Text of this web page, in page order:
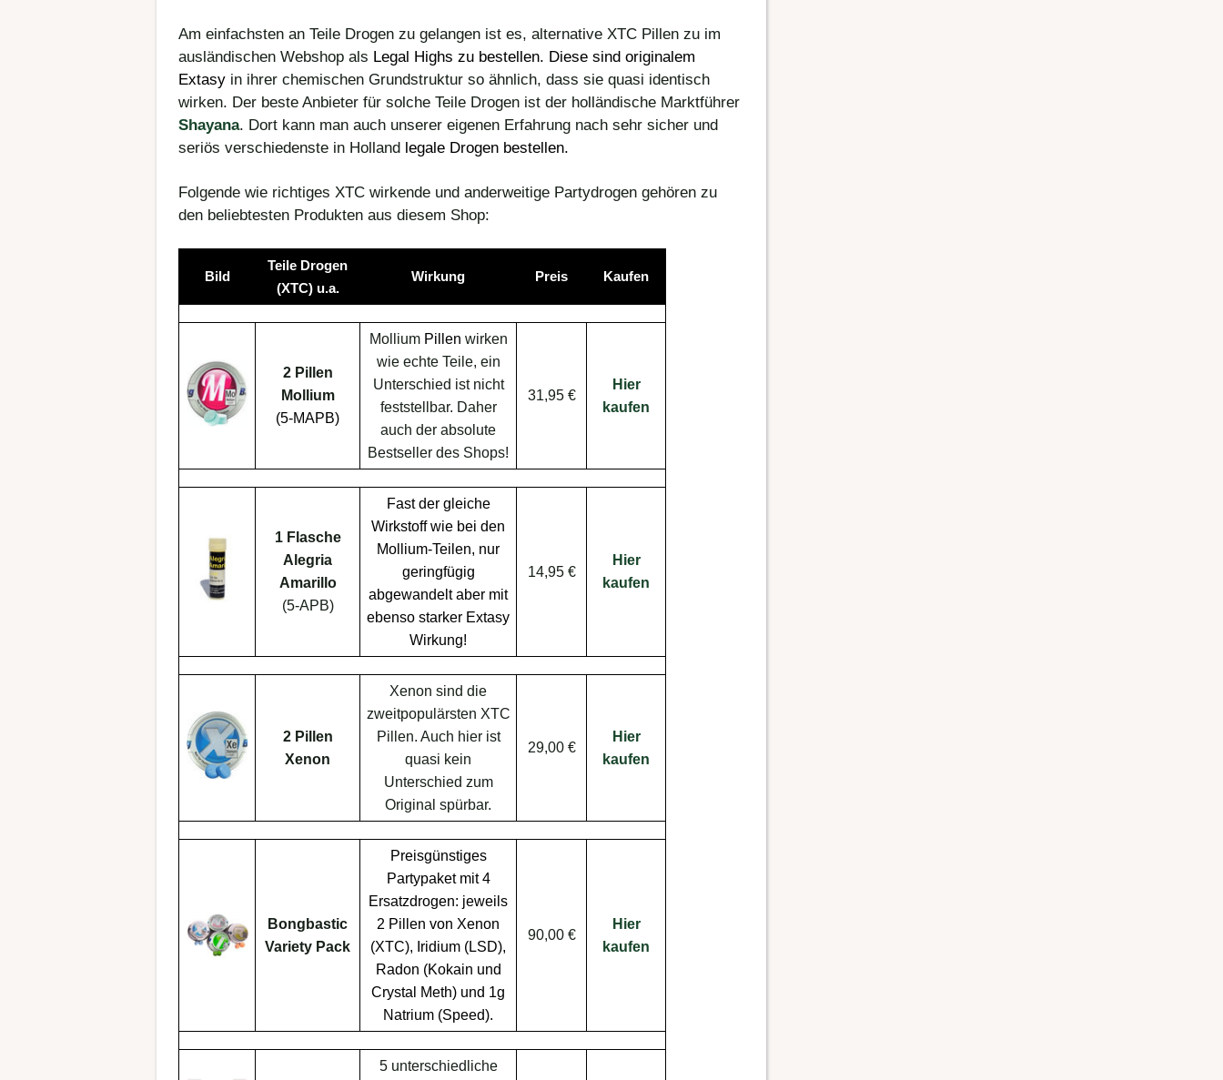
Am einfachsten an Teile Drogen zu gelangen ist es, alternative XTC Pillen zu im
ausländischen Webshop als Legal Highs zu bestellen. Diese sind originalem
Extasy in ihrer chemischen Grundstruktur so ähnlich, dass sie quasi identisch
wirken. Der beste Anbieter für solche Teile Drogen ist der holländische Marktführer
Shayana. Dort kann man auch unserer eigenen Erfahrung nach sehr sicher und
seriös verschiedenste in Holland legale Drogen bestellen.
Folgende wie richtiges XTC wirkende und anderweitige Partydrogen gehören zu
den beliebtesten Produkten aus diesem Shop:
Bild
Teile Drogen
(XTC) u.a.
Wirkung Preis Kaufen
2 Pillen
Mollium
(5-MAPB)
Mollium Pillen wirken
wie echte Teile, ein
Unterschied ist nicht
feststellbar. Daher
auch der absolute
Bestseller des Shops!
31,95 €
Hier
kaufen
1 Flasche
Alegria
Amarillo
(5-APB)
Fast der gleiche
Wirkstoff wie bei den
Mollium-Teilen, nur
geringfügig
abgewandelt aber mit
ebenso starker Extasy
Wirkung!
14,95 €
Hier
kaufen
2 Pillen
Xenon
Xenon sind die
zweitpopulärsten XTC
Pillen. Auch hier ist
quasi kein
Unterschied zum
Original spürbar.
29,00 €
Hier
kaufen
Bongbastic
Variety Pack
Preisgünstiges
Partypaket mit 4
Ersatzdrogen: jeweils
2 Pillen von Xenon
(XTC), Iridium (LSD),
Radon (Kokain und
Crystal Meth) und 1g
Natrium (Speed).
90,00 €
Hier
kaufen
5 unterschiedliche